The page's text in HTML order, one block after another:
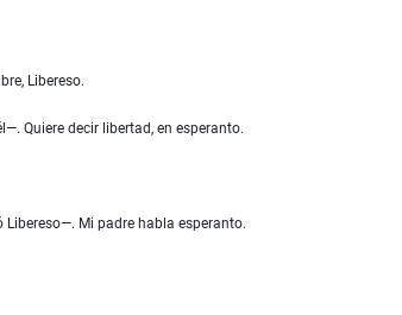
Libereso.
Quiere decir libertad, en esperanto.
Mi padre habla esperanto.